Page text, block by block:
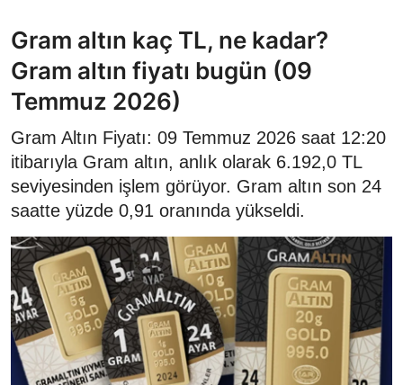
Gram altın kaç TL, ne kadar?
Gram altın fiyatı bugün (09
Temmuz 2026)
Gram Altın Fiyatı: 09 Temmuz 2026 saat 12:20
itibarıyla Gram altın, anlık olarak 6.192,0 TL
seviyesinden işlem görüyor. Gram altın son 24
saatte yüzde 0,91 oranında yükseldi.